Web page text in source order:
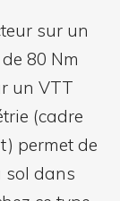
sur un
80 Nm
un VTT
(cadre
permet de
sol dans